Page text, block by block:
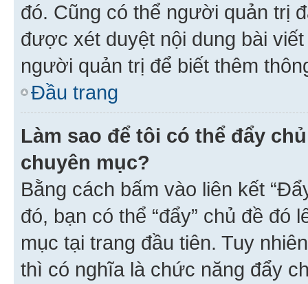
đó. Cũng có thể người quản trị
được xét duyệt nội dung bài
người quản trị để biết thêm
Đầu trang
Làm sao để tôi có thể đẩy
chuyên mục?
Bằng cách bấm vào liên kết
đó, bạn có thể “đẩy” chủ đề đó
mục tại trang đầu tiên. Tuy
thì có nghĩa là chức năng đẩy